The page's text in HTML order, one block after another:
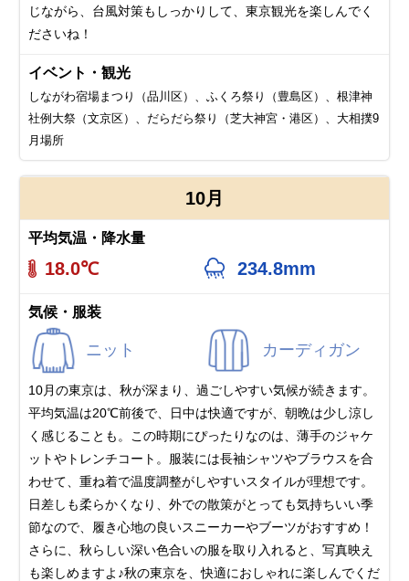
じながら、台風対策もしっかりして、東京観光を楽しんでく
ださいね！
イベント・観光
しながわ宿場まつり（品川区）、ふくろ祭り（豊島区）、根津神
社例大祭（文京区）、だらだら祭り（芝大神宮・港区）、大相撲9
月場所
10月
平均気温・降水量
18.0℃ 234.8mm
気候・服装
ニット カーディガン
10月の東京は、秋が深まり、過ごしやすい気候が続きます。
平均気温は20℃前後で、日中は快適ですが、朝晩は少し涼し
く感じることも。この時期にぴったりなのは、薄手のジャケ
ットやトレンチコート。服装には長袖シャツやブラウスを合
わせて、重ね着で温度調整がしやすいスタイルが理想です。
日差しも柔らかくなり、外での散策がとっても気持ちいい季
節なので、履き心地の良いスニーカーやブーツがおすすめ！
さらに、秋らしい深い色合いの服を取り入れると、写真映え
も楽しめますよ♪秋の東京を、快適におしゃれに楽しんでくだ